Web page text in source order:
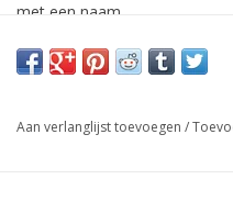
met een naam,
Het graveren in dit
Aan verlanglijst toevoegen /